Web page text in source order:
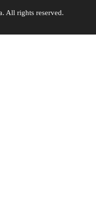
All rights reserved.